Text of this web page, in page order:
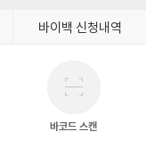
바이백 신청내역
바코드 스캔